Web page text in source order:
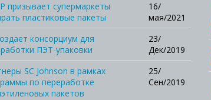
призывает супермаркеты
пластиковые пакеты
16/
мая/2021
консорциум для
ПЭТ-упаковки
23/
Дек/2019
SC Johnson в рамках
по переработке
пакетов
25/
Сен/2019